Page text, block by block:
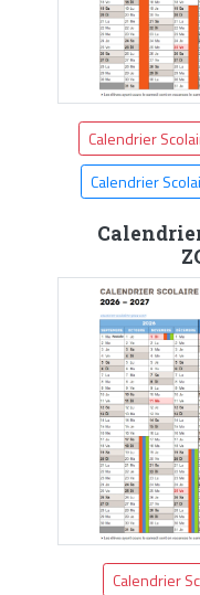
Calendrier
Calendrier
Calendrier